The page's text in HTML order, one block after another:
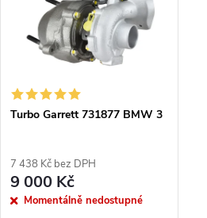
n
í
p
r
o
Abecedně
p
s
r
Turbo Garrett 731877 BMW 3
7 438 Kč bez DPH
9 000 Kč
Momentálně nedostupné